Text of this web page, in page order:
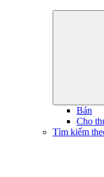
Bán
Cho
Tìm kiếm